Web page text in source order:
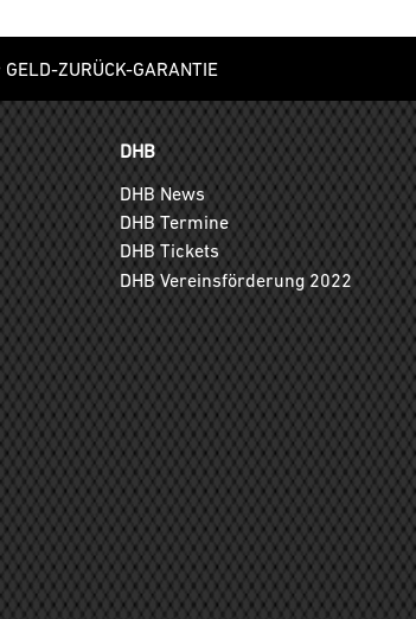
GELD-ZURÜCK-GARANTIE
DHB
DHB News
DHB Termine
DHB Tickets
DHB Vereinsförderung 2022